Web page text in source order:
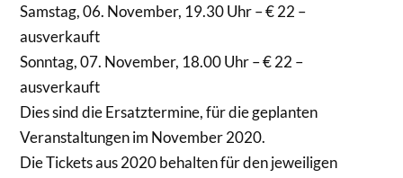
Samstag, 06. November, 19.30 Uhr – € 22 –
ausverkauft
Sonntag, 07. November, 18.00 Uhr – € 22 –
ausverkauft
Dies sind die Ersatztermine, für die geplanten
Veranstaltungen im November 2020.
Die Tickets aus 2020 behalten für den jeweiligen